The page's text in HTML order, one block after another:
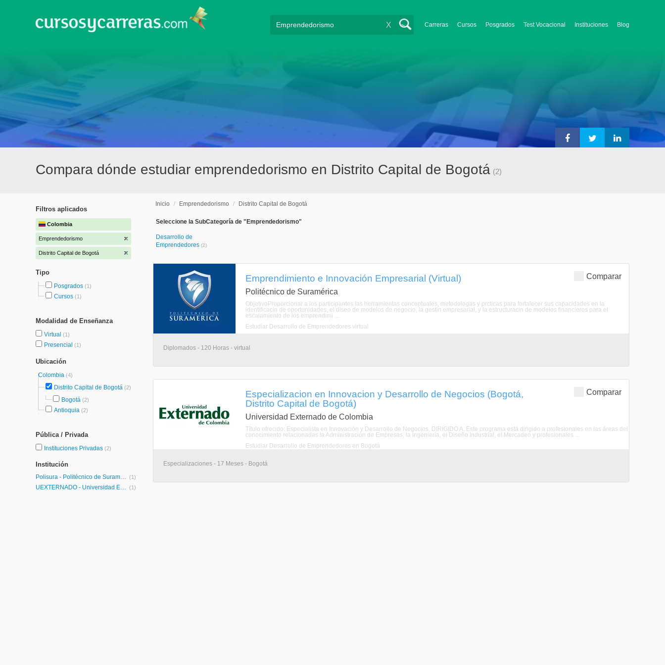
Carreras Cursos Posgrados Test Vocacional Instituciones Blog
X
Compara dónde estudiar emprendedorismo en Distrito Capital de Bogotá (2)
Filtros aplicados
Colombia
Emprendedorismo
Distrito Capital de Bogotá
Tipo
Posgrados (1)
Cursos (1)
Modalidad de Enseñanza
Virtual (1)
Presencial (1)
Ubicación
Colombia (4)
Distrito Capital de Bogotá (2)
Bogotá (2)
Antioquia (2)
Pública / Privada
Instituciones Privadas (2)
Institución
Polisura - Politécnico de Suramérica (1)
UEXTERNADO - Universidad Externado de Colombia (1)
Inicio / Emprendedorismo / Distrito Capital de Bogotá
Seleccione la SubCategoría de "Emprendedorismo"
Desarrollo de
Emprendedores (2)
Comparar
Emprendimiento e Innovación Empresarial (Virtual)
Politécnico de Suramérica
ObjetivoProporcionar a los participantes las herramientas conceptuales, metodologas y prcticas para fortalecer sus capacidades en la
identificacin de oportunidades, el diseo de modelos de negocio, la gestin empresarial, y la estructuracin de modelos financieros para el
escalamiento de los emprendimi ...
Estudiar Desarrollo de Emprendedores virtual
Diplomados - 120 Horas - virtual
Comparar
Especializacion en Innovacion y Desarrollo de Negocios (Bogotá,
Distrito Capital de Bogotá)
Universidad Externado de Colombia
Título ofrecido: Especialista en Innovación y Desarrollo de Negocios. DIRIGIDO A. Este programa está dirigido a profesionales en las áreas del
conocimiento relacionadas la Administración de Empresas, la Ingeniería, el Diseño Industrial, el Mercadeo y profesionales ...
Estudiar Desarrollo de Emprendedores en Bogotá
Especializaciones - 17 Meses - Bogotá